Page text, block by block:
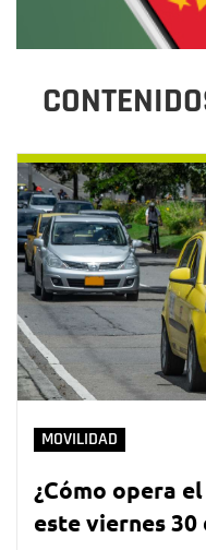
MOVILIDAD
¿Cómo opera
este viernes 30